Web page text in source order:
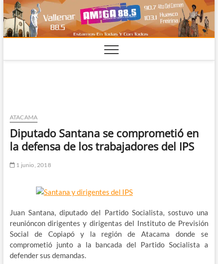
Saltar
al
contenido
ATACAMA
Diputado Santana se comprometió en
la defensa de los trabajadores del IPS
1 junio, 2018
Juan Santana, diputado del Partido Socialista, sostuvo una
reunióncon dirigentes y dirigentas del Instituto de Previsión
Social de Copiapó y la región de Atacama donde se
comprometió junto a la bancada del Partido Socialista a
defender sus demandas.